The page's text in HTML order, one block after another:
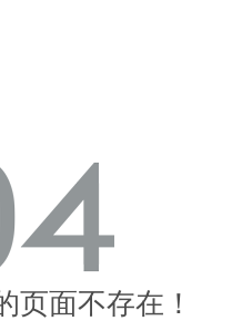
页面不存在！